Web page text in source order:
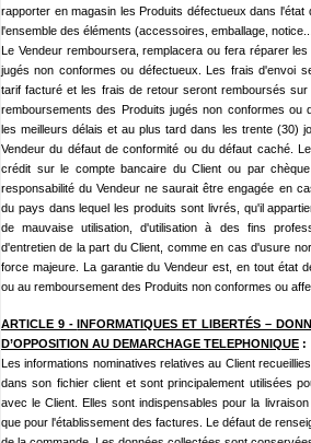
rapporter en magasin les Produits défectueux dans
l'ensemble des éléments (accessoires, emballage,
Le Vendeur remboursera, remplacera ou fera réparer
jugés non conformes ou défectueux. Les frais d'envoi
tarif facturé et les frais de retour seront remboursés
remboursements des Produits jugés non conformes ou
les meilleurs délais et au plus tard dans les trente (30)
Vendeur du défaut de conformité ou du défaut caché.
crédit sur le compte bancaire du Client ou par
responsabilité du Vendeur ne saurait être engagée en
du pays dans lequel les produits sont livrés, qu'il
de mauvaise utilisation, d'utilisation à des fins
d'entretien de la part du Client, comme en cas d'usure
force majeure. La garantie du Vendeur est, en tout état
ou au remboursement des Produits non conformes ou
ARTICLE 9 -
INFORMATIQUES ET LIBERTÉS –
D’OPPOSITION AU DEMARCHAGE TELEPHONIQUE :
Les informations nominatives relatives au Client
dans son fichier client et sont principalement utilisées
avec le Client. Elles sont indispensables pour la
que pour l'établissement des factures. Le défaut de